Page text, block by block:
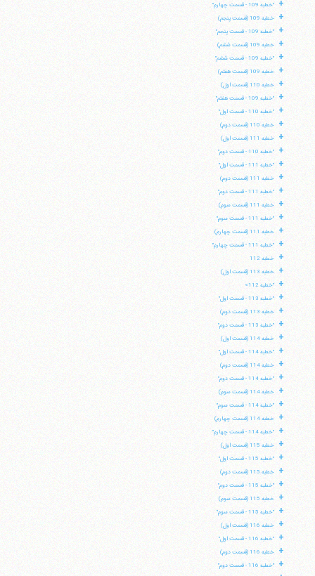
+ "خطبه 109 - قسمت چهارم"
+ خطبه 109 (قسمت پنجم)
+ "خطبه 109 - قسمت پنجم"
+ خطبه 109 (قسمت ششم)
+ "خطبه 109 - قسمت ششم"
+ خطبه 109 (قسمت هفتم)
+ خطبه 110 (قسمت اول)
+ "خطبه 109 - قسمت هفتم"
+ "خطبه 110 - قسمت اول"
+ خطبه 110 (قسمت دوم)
+ خطبه 111 (قسمت اول)
+ "خطبه 110 - قسمت دوم"
+ "خطبه 111 - قسمت اول"
+ خطبه 111 (قسمت دوم)
+ "خطبه 111 - قسمت دوم"
+ خطبه 111 (قسمت سوم)
+ "خطبه 111 - قسمت سوم"
+ خطبه 111 (قسمت چهارم)
+ "خطبه 111 - قسمت چهارم"
+ خطبه 112
+ خطبه 113 (قسمت اول)
+ "خطبه 112»
+ "خطبه 113 - قسمت اول"
+ خطبه 113 (قسمت دوم)
+ "خطبه 113 - قسمت دوم"
+ خطبه 114 (قسمت اول)
+ "خطبه 114 - قسمت اول"
+ خطبه 114 (قسمت دوم)
+ "خطبه 114 - قسمت دوم"
+ خطبه 114 (قسمت سوم)
+ "خطبه 114 - قسمت سوم"
+ خطبه 114 (قسمت چهارم)
+ "خطبه 114 - قسمت چهارم"
+ خطبه 115 (قسمت اول)
+ "خطبه 115 - قسمت اول"
+ خطبه 115 (قسمت دوم)
+ "خطبه 115 - قسمت دوم"
+ خطبه 115 (قسمت سوم)
+ "خطبه 115 - قسمت سوم"
+ خطبه 116 (قسمت اول)
+ "خطبه 116 - قسمت اول"
+ خطبه 116 (قسمت دوم)
+ "خطبه 116 - قسمت دوم"